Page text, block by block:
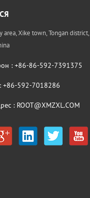
area, Xike town, Tongan
: +86-86-592-7391375
+86-592-7018286
: ROOT@XMZXL.COM